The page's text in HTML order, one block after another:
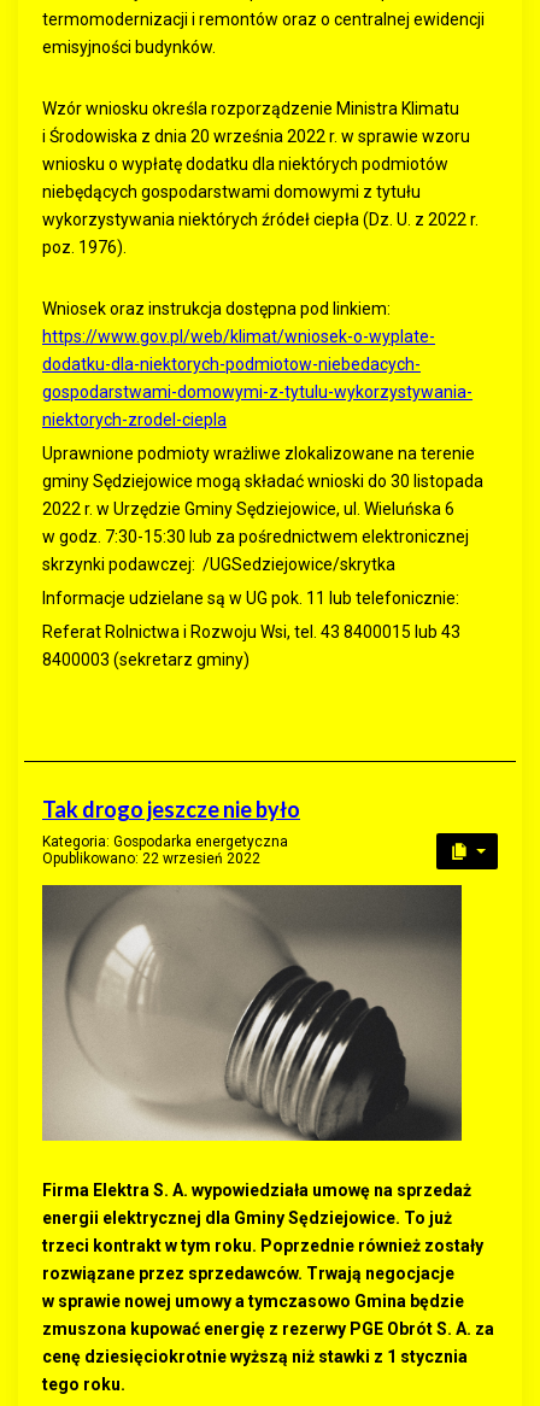
termomodernizacji i remontów oraz o centralnej ewidencji
emisyjności budynków.
Wzór wniosku określa rozporządzenie Ministra Klimatu
i Środowiska z dnia 20 września 2022 r. w sprawie wzoru
wniosku o wypłatę dodatku dla niektórych podmiotów
niebędących gospodarstwami domowymi z tytułu
wykorzystywania niektórych źródeł ciepła (Dz. U. z 2022 r.
poz. 1976).
Wniosek oraz instrukcja dostępna pod linkiem:
https://www.gov.pl/web/klimat/wniosek-o-wyplate-
dodatku-dla-niektorych-podmiotow-niebedacych-
gospodarstwami-domowymi-z-tytulu-wykorzystywania-
niektorych-zrodel-ciepla
Uprawnione podmioty wrażliwe zlokalizowane na terenie
gminy Sędziejowice mogą składać wnioski do 30 listopada
2022 r. w Urzędzie Gminy Sędziejowice, ul. Wieluńska 6
w godz. 7:30-15:30 lub za pośrednictwem elektronicznej
skrzynki podawczej: /UGSedziejowice/skrytka
Informacje udzielane są w UG pok. 11 lub telefonicznie:
Referat Rolnictwa i Rozwoju Wsi, tel. 43 8400015 lub 43
8400003 (sekretarz gminy)
Tak drogo jeszcze nie było
Kategoria: Gospodarka energetyczna
Opublikowano: 22 wrzesień 2022
Firma Elektra S. A. wypowiedziała umowę na sprzedaż
energii elektrycznej dla Gminy Sędziejowice. To już
trzeci kontrakt w tym roku. Poprzednie również zostały
rozwiązane przez sprzedawców. Trwają negocjacje
w sprawie nowej umowy a tymczasowo Gmina będzie
zmuszona kupować energię z rezerwy PGE Obrót S. A. za
cenę dziesięciokrotnie wyższą niż stawki z 1 stycznia
tego roku.